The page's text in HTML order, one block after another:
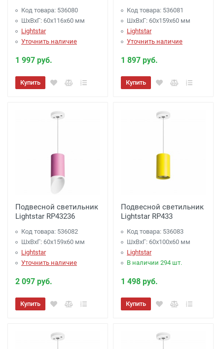
Код товара: 536080
ШхВхГ: 60x116x60 мм
Lightstar
Уточнить наличие
1 997 руб.
Купить
Код товара: 536081
ШхВхГ: 60x159x60 мм
Lightstar
Уточнить наличие
1 897 руб.
Купить
Подвесной светильник
Lightstar RP43236
Код товара: 536082
ШхВхГ: 60x159x60 мм
Lightstar
Уточнить наличие
2 097 руб.
Купить
Подвесной светильник
Lightstar RP433
Код товара: 536083
ШхВхГ: 60x100x60 мм
Lightstar
В наличии 294 шт.
1 498 руб.
Купить